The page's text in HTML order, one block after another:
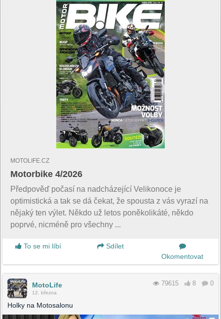
MOTOLIFE.CZ
Motorbike 4/2026
Předpověď počasí na nadcházející Velikonoce je
optimistická a tak se dá čekat, že spousta z vás vyrazí na
nějaký ten výlet. Někdo už letos poněkolikáté, někdo
poprvé, nicméně pro všechny ...
To se mi líbí
Sdílet
Okomentovat
MotoLife
12. března
79615 8 0
Holky na Motosalonu